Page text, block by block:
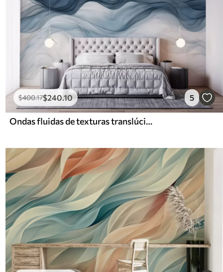
$400.17$240 .10 5
Ondas fluidas de texturas translúcidas en tonos azul oscuro, azul claro y blanco sobre un fondo claro